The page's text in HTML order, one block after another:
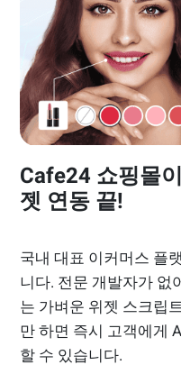
Cafe24 쇼핑몰
젯 연동 끝!
국내 대표 이커머스 플
니다. 전문 개발자가 없
는 가벼운 위젯 스크립
만 하면 즉시 고객에게
할 수 있습니다.